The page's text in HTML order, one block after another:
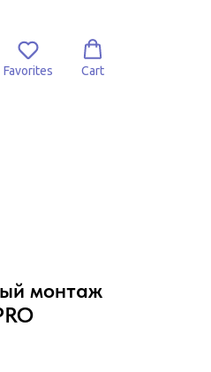
Favorites Cart
монтаж